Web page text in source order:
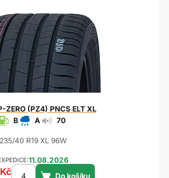
ZERO (PZ4) PNCS ELT XL
B
A 70
235/40 R19 XL 96W
11.08.2026